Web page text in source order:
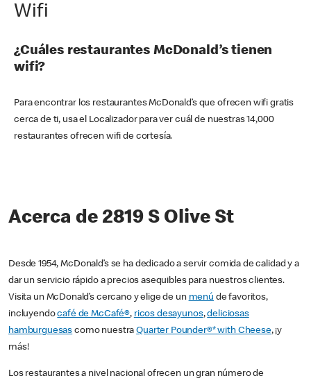
Wifi
¿Cuáles restaurantes McDonald’s tienen
wifi?
Para encontrar los restaurantes McDonald’s que ofrecen wifi gratis
cerca de ti, usa el Localizador para ver cuál de nuestras 14,000
restaurantes ofrecen wifi de cortesía.
Acerca de 2819 S Olive St
Desde 1954, McDonald’s se ha dedicado a servir comida de calidad y a
dar un servicio rápido a precios asequibles para nuestros clientes.
Visita un McDonald’s cercano y elige de un menú de favoritos,
incluyendocafé de McCafé®, ricos desayunos,deliciosas
hamburguesas como nuestraQuarter Pounder®* with Cheese, ¡y
más!
Los restaurantes a nivel nacional ofrecen un gran número de